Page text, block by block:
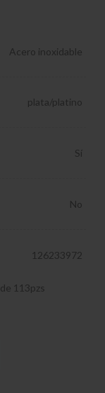
Acero inoxidable
plata/platino
Sí
No
126233972
113pzs
cantidad